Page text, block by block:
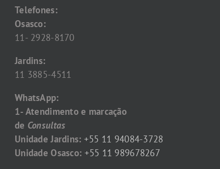
Telefones:
Osasco:
11- 2928-8170
Jardins:
11 3885-4511
WhatsApp:
1- Atendimento e marcação
de Consultas
Unidade Jardins: +55 11 94084-3728
Unidade Osasco: +55 11 989678267